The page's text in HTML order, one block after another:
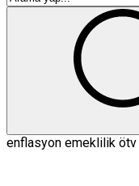
enflasyon emeklilik ötv